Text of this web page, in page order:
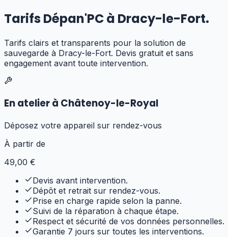
Tarifs Dépan'PC à Dracy-le-Fort.
Tarifs clairs et transparents pour la solution de
sauvegarde à Dracy-le-Fort. Devis gratuit et sans
engagement avant toute intervention.
En atelier à Châtenoy-le-Royal
Déposez votre appareil sur rendez-vous
À partir de
49,00 €
Devis avant intervention.
Dépôt et retrait sur rendez-vous.
Prise en charge rapide selon la panne.
Suivi de la réparation à chaque étape.
Respect et sécurité de vos données personnelles.
Garantie 7 jours sur toutes les interventions.